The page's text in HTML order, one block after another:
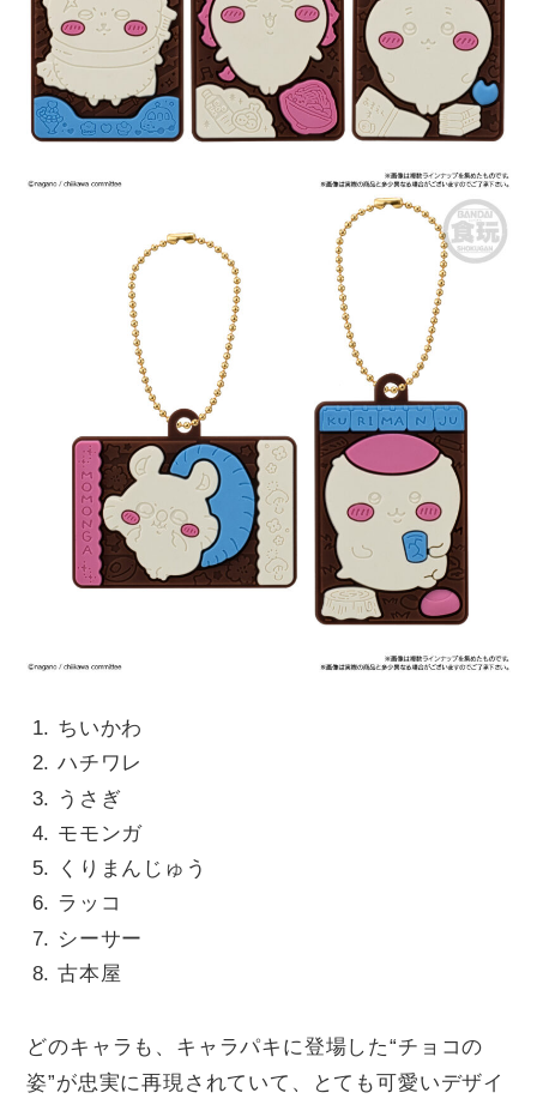
ちいかわ
ハチワレ
うさぎ
モモンガ
くりまんじゅう
ラッコ
シーサー
古本屋
どのキャラも、キャラパキに登場した“チョコの
姿”が忠実に再現されていて、とても可愛いデザイ